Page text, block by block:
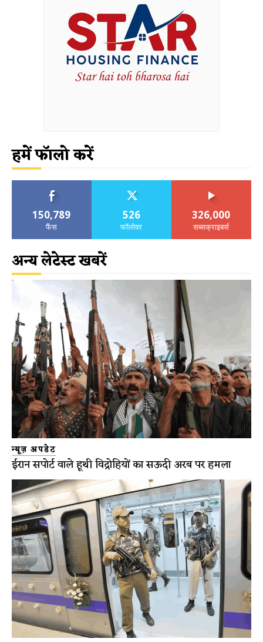
हमें फॉलो करें
150,789
फैंस
526
फॉलोवर
326,000
सब्सक्राइबर्स
अन्य लेटेस्ट खबरें
न्यूज़ अपडेट
ईरान सपोर्ट वाले हूथी विद्रोहियों का सऊदी अरब पर हमला